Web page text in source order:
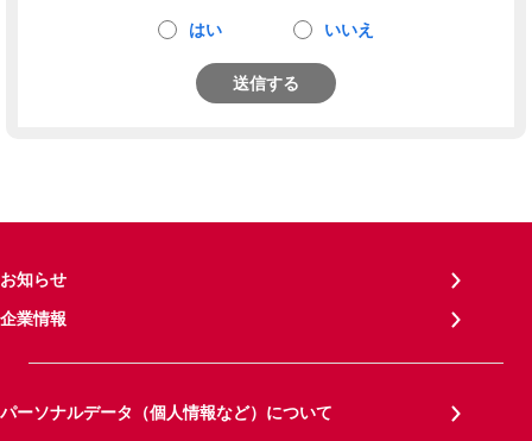
はい いいえ
送信する
お知らせ
企業情報
パーソナルデータ（個人情報など）について